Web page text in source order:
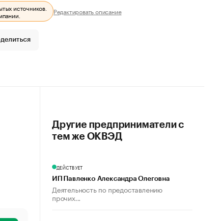
источников.
Редактировать описание
Другие предприниматели с
тем же ОКВЭД
ДЕЙСТВУЕТ
ИП Павленко Александра Олеговна
Деятельность по предоставлению
прочих...